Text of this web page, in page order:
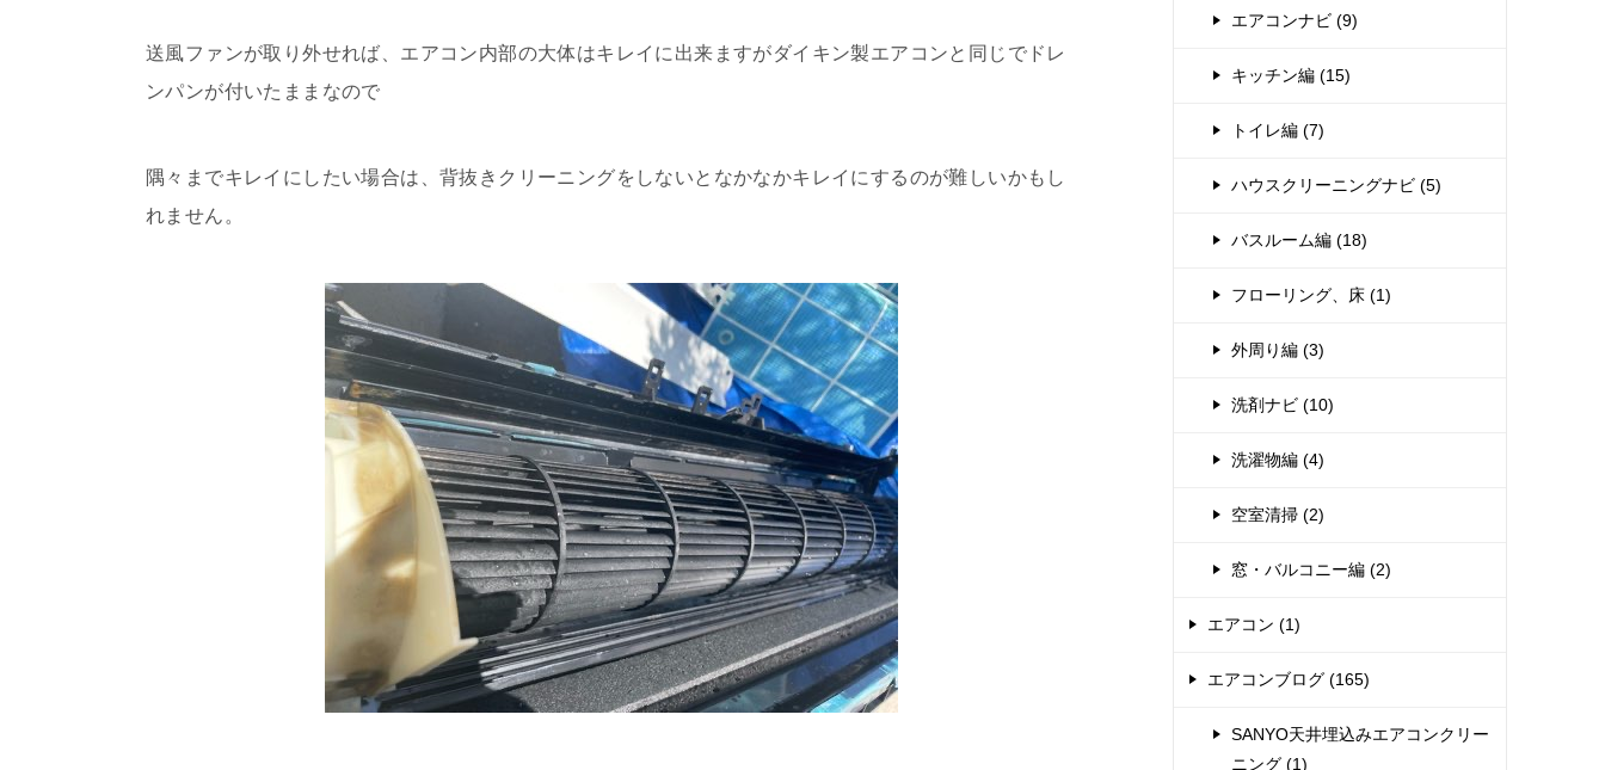
送風ファンが取り外せれば、エアコン内部の大体はキレイに出来ますがダイキン製エアコンと同じでドレ
ンパンが付いたままなので
隅々までキレイにしたい場合は、背抜きクリーニングをしないとなかなかキレイにするのが難しいかもし
れません。
エアコンナビ (9)
キッチン編 (15)
トイレ編 (7)
ハウスクリーニングナビ (5)
バスルーム編 (18)
フローリング、床 (1)
外周り編 (3)
洗剤ナビ (10)
洗濯物編 (4)
空室清掃 (2)
窓・バルコニー編 (2)
エアコン (1)
エアコンブログ (165)
SANYO天井埋込みエアコンクリー
ニング (1)